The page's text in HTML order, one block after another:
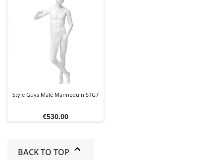
Style Guys Male Mannequin STG7
Price
€530.00
BACK TO TOP